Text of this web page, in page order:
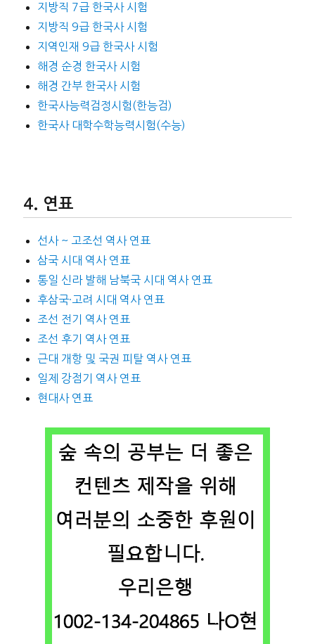
지방직 7급 한국사 시험
지방직 9급 한국사 시험
지역인재 9급 한국사 시험
해경 순경 한국사 시험
해경 간부 한국사 시험
한국사능력검정시험(한능검)
한국사 대학수학능력시험(수능)
연표
선사 ~ 고조선 역사 연표
삼국 시대 역사 연표
통일 신라 발해 남북국 시대 역사 연표
후삼국·고려 시대 역사 연표
조선 전기 역사 연표
조선 후기 역사 연표
근대 개항 및 국권 피탈 역사 연표
일제 강점기 역사 연표
현대사 연표